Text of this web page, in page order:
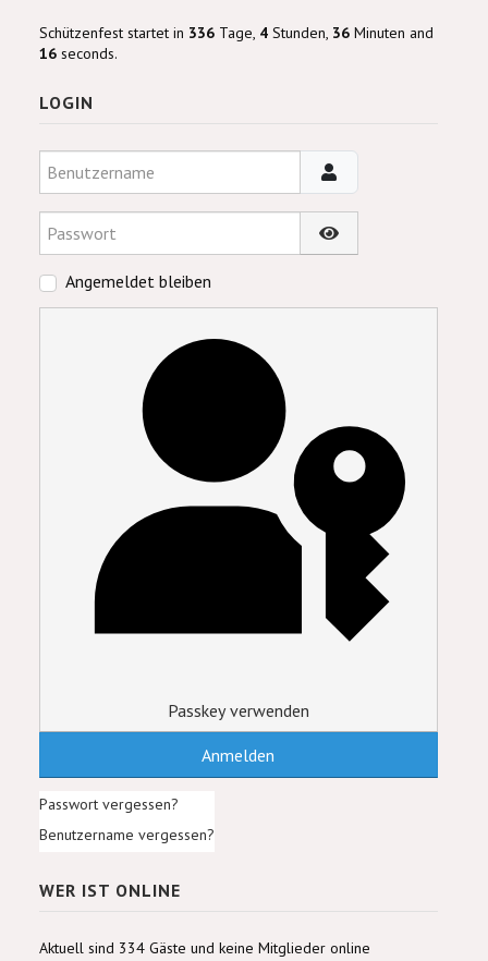
Schützenfest startet in 336 Tage, 4 Stunden, 36 Minuten and
16 seconds.
LOGIN
Benutzername
Passwort
Passwort anzeigen
Angemeldet bleiben
Passkey verwenden
Anmelden
Passwort vergessen?
Benutzername vergessen?
WER IST ONLINE
Aktuell sind 334 Gäste und keine Mitglieder online